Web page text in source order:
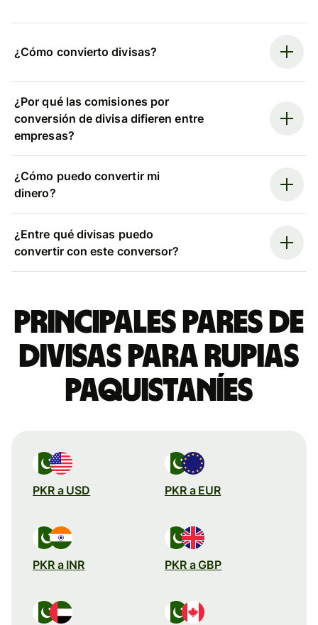
¿Cómo convierto divisas?
¿Por qué las comisiones por
conversión de divisa difieren entre
empresas?
¿Cómo puedo convertir mi
dinero?
¿Entre qué divisas puedo
convertir con este conversor?
Principales pares de
divisas para rupias
paquistaníes
PKR a USD PKR a EUR
PKR a INR PKR a GBP